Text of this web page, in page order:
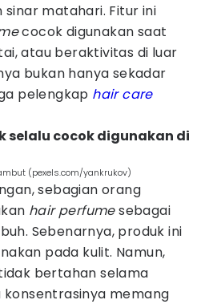
matahari. Fitur ini
cocok digunakan saat
atau beraktivitas di luar
bukan hanya sekadar
pelengkap hair care
selalu cocok digunakan di
(pexels.com/yankrukov)
sebagian orang
hair perfumesebagai
Sebenarnya, produk ini
pada kulit. Namun,
bertahan selama
memang